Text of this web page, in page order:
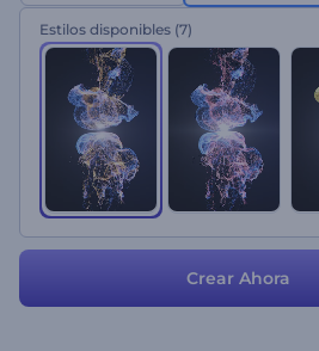
logotipo animada profesionalmente.
nuevas marcas, presentaciones de
televisión, presentaciones de productos
Estilos disponibles (7)
Crear Ahora